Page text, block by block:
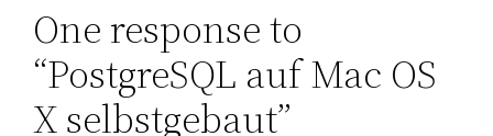
One response to
“PostgreSQL auf Mac OS
X selbstgebaut”